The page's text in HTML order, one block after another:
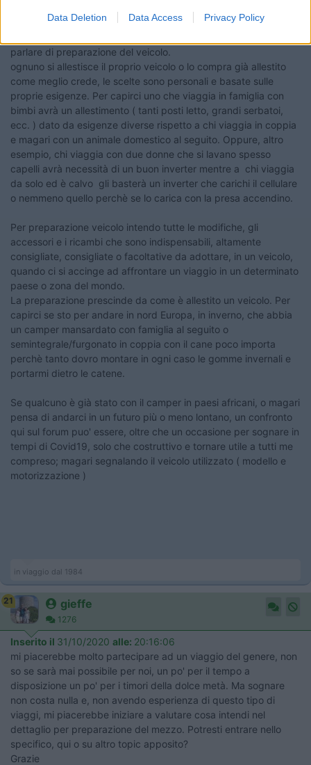
Data Deletion Data Access Privacy Policy
Inserito il31/10/2020 alle:11:28:52
parlare di preparazione del veicolo.
ognuno si allestisce il proprio veicolo o lo compra già allestito
come meglio crede, le scelte sono personali e basate sulle
proprie esigenze. Per capirci uno che viaggia in famiglia con
bimbi avrà un allestimento ( tanti posti letto, grandi serbatoi,
ecc. ) dato da esigenze diverse rispetto a chi viaggia in coppia
e magari con un animale domestico al seguito. Oppure, altro
esempio, chi viaggia con due donne che si lavano spesso
capelli avrà necessità di un buon inverter mentre a chi viaggia
da solo ed è calvo gli basterà un inverter che carichi il cellulare
o nemmeno quello perchè se lo carica con la presa accendino.
Per preparazione veicolo intendo tutte le modifiche, gli
accessori e i ricambi che sono indispensabili, altamente
consigliate, consigliate o facoltative da adottare, in un veicolo,
quando ci si accinge ad affrontare un viaggio in un determinato
paese o zona del mondo.
La preparazione prescinde da come è allestito un veicolo. Per
capirci se sto per andare in nord Europa, in inverno, che abbia
un camper mansardato con famiglia al seguito o
semintegrale/furgonato in coppia con il cane poco importa
perchè tanto dovro montare in ogni caso le gomme invernali e
portarmi dietro le catene.
Se qualcuno è già stato con il camper in paesi africani, o magari
pensa di andarci in un futuro più o meno lontano, un confronto
qui sul forum puo' essere, oltre che un occasione per sognare in
tempi di Covid19, solo che costruttivo e tornare utile a tutti me
compreso; magari segnalando il veicolo utilizzato ( modello e
motorizzazione )
in viaggio dal 1984
21 gieffe
1276
Inserito il 31/10/2020 alle: 20:16:06
mi piacerebbe molto partecipare ad un viaggio del genere, non
so se sarà mai possibile per noi, un po' per il tempo a
disposizione un po' per i timori della dolce metà. Ma sognare
non costa nulla e, non avendo esperienza di questo tipo di
viaggi, mi piacerebbe iniziare a valutare cosa intendi nel
dettaglio per preparazione del mezzo. Potresti entrare nello
specifico, qui o su altro topic apposito?
Grazie